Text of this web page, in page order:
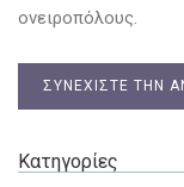
ονειροπόλους.
ΣΥΝΕΧΊΣΤΕ ΤΗΝ
Κατηγορίες